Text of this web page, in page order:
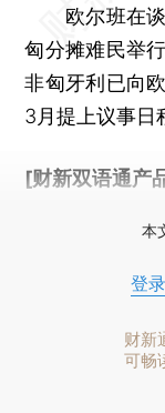
欧尔班在谈
匈分摊难民举
非匈牙利已向
3月提上议事日
[财新双语通产
本
登录
财新
可畅